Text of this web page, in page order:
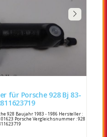
92811623719
928 Baujahr 1983 - 1986 Hersteller :
Porsche Vergleichsnummer : 928